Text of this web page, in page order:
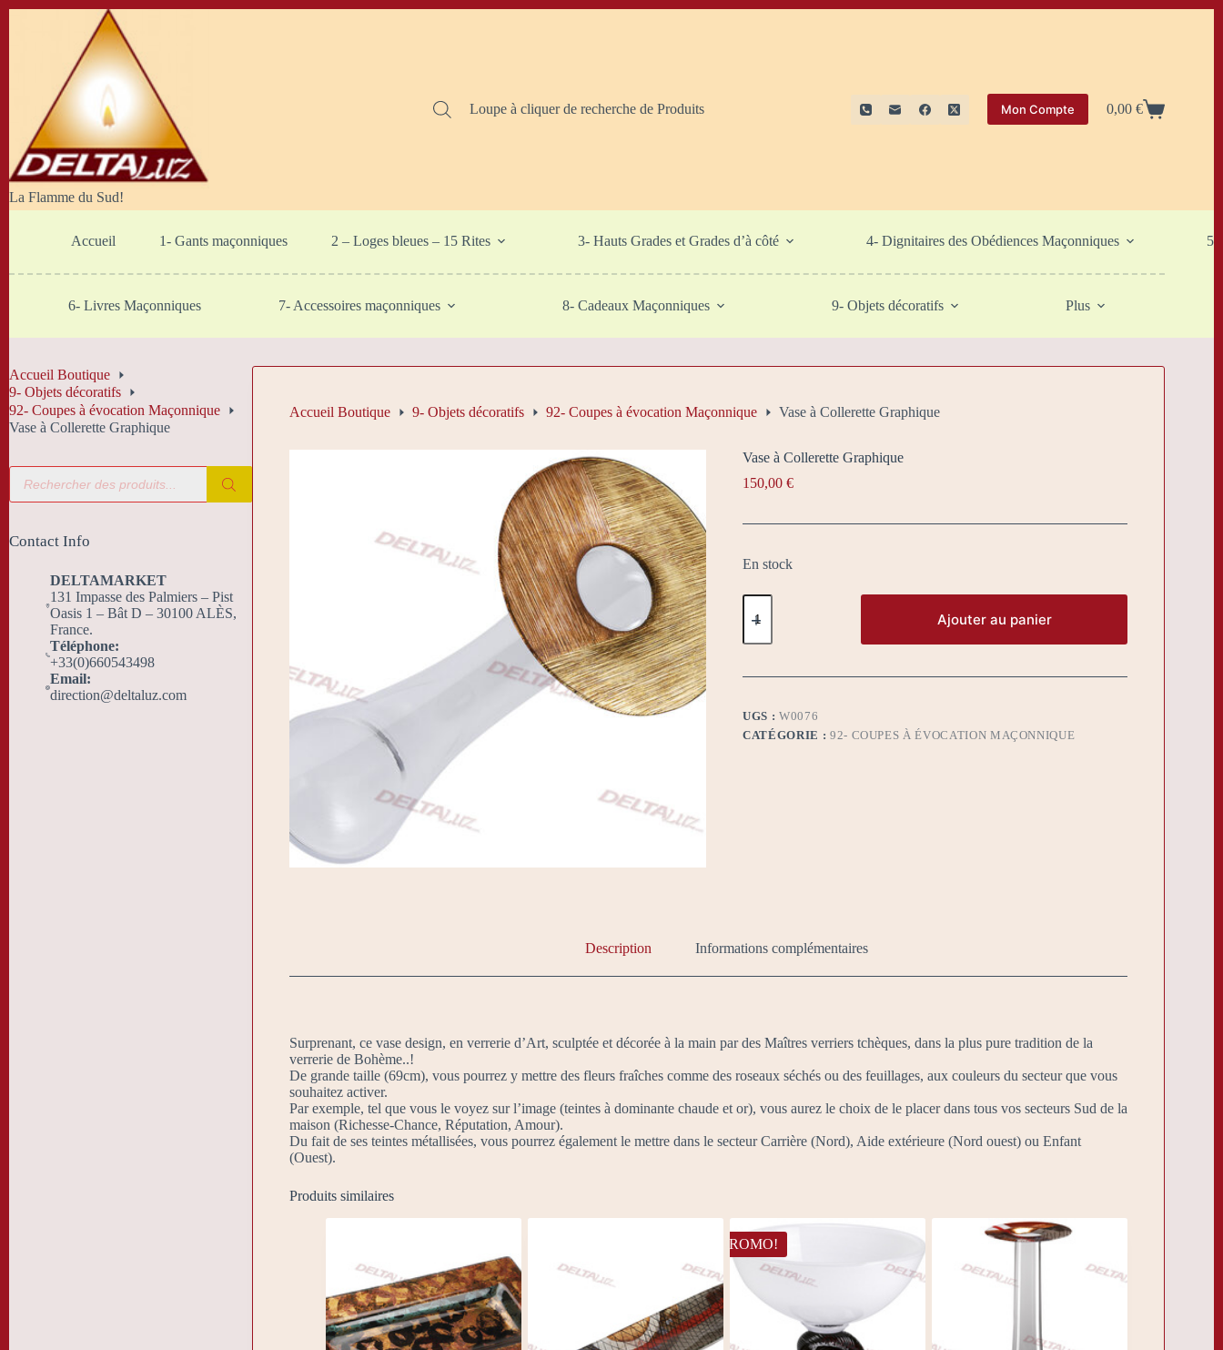
La Flamme du Sud!
Loupe à cliquer de recherche de Produits Mon Compte
Panier
0,00€
Accueil 1- Gants maçonniques 2 – Loges bleues – 15 Rites 3- Hauts Grades et Grades d’à côté 4- Dignitaires des Obédiences Maçonniques 5-
6- Livres Maçonniques 7- Accessoires maçonniques 8- Cadeaux Maçonniques 9- Objets décoratifs Plus
Accueil Boutique 9- Objets décoratifs 92- Coupes à évocation Maçonnique Vase à Collerette Graphique
Vase à Collerette Graphique
150,00€
En stock
quantité
de
à
Graphique
Ajouter au panier
UGS :W0076
CATÉGORIE : 92- COUPES À ÉVOCATION MAÇONNIQUE
Description Informations complémentaires
Surprenant, ce vase design, en verrerie d’Art, sculptée et décorée à la main par des Maîtres verriers tchèques, dans la plus pure tradition de la
verrerie de Bohème..!
De grande taille (69cm), vous pourrez y mettre des fleurs fraîches comme des roseaux séchés ou des feuillages, aux couleurs du secteur que vous
souhaitez activer.
Par exemple, tel que vous le voyez sur l’image (teintes à dominante chaude et or), vous aurez le choix de le placer dans tous vos secteurs Sud de la
maison (Richesse-Chance, Réputation, Amour).
Du fait de ses teintes métallisées, vous pourrez également le mettre dans le secteur Carrière (Nord), Aide extérieure (Nord ouest) ou Enfant
(Ouest).
Produits similaires
PROMO!
Accueil Boutique
9- Objets décoratifs
92- Coupes à évocation Maçonnique
Vase à Collerette Graphique
Recherche
produits
Contact Info
DELTAMARKET
131 Impasse des Palmiers – Pist
Oasis 1 – Bât D – 30100 ALÈS,
France.
Téléphone:
+33(0)660543498
Email:
direction@deltaluz.com